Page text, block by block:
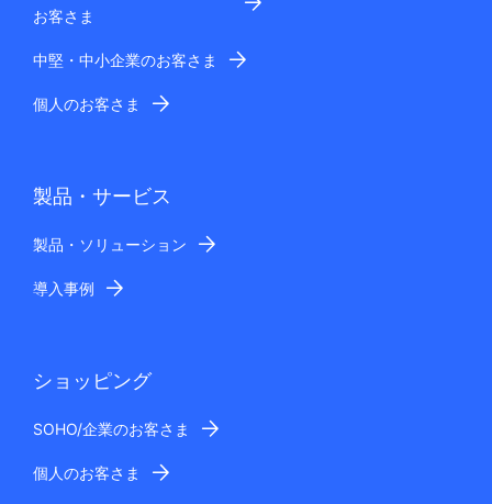
お客さま
中堅・中小企業のお客さま
個人のお客さま
製品・サービス
製品・ソリューション
導入事例
ショッピング
SOHO/企業のお客さま
個人のお客さま